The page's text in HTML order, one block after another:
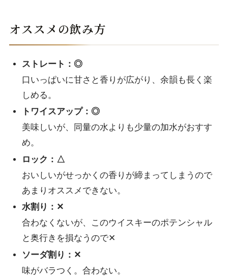
オススメの飲み方
ストレート：◎
口いっぱいに甘さと香りが広がり、余韻も長く楽
しめる。
トワイスアップ：◎
美味しいが、同量の水よりも少量の加水がおすす
め。
ロック：△
おいしいがせっかくの香りが締まってしまうので
あまりオススメできない。
水割り：✕
合わなくないが、このウイスキーのポテンシャル
と奥行きを損なうので✕
ソーダ割り：✕
味がバラつく。合わない。